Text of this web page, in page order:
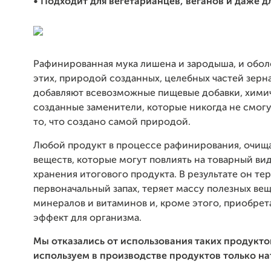
Рафинированная мука лишена и зародыша, и
этих, природой созданных, целебных частей
добавляют всевозможные пищевые добавки,
созданные заменители, которые никогда не
то, что создано самой природой.
Любой продукт в процессе рафинирования,
веществ, которые могут повлиять на товарный
хранения итогового продукта. В результате он
первоначальный запах, теряет массу полезных
минералов и витаминов и, кроме этого,
эффект для организма.
Мы отказались от использования таких
используем в производстве продуктов только